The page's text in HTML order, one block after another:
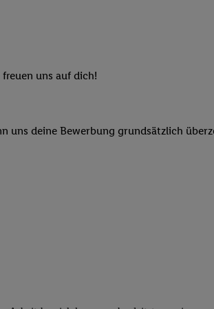
uns auf dich!
deine Bewerbung grundsätzlich
übermittelter Informationen,
Werbung. Speichern von